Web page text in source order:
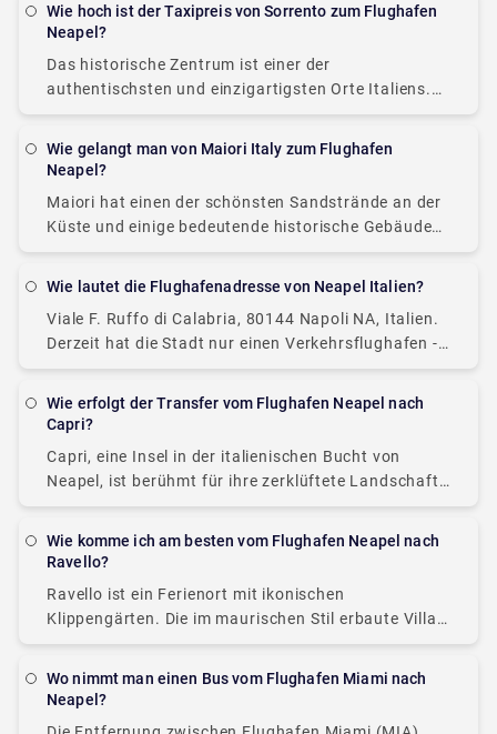
Flughafen Italiens. Umfangreiche Verbesserungen
Wie hoch ist der Taxipreis von Sorrento zum Flughafen
Neapel?
Das historische Zentrum ist einer der
authentischsten und einzigartigsten Orte Italiens.
Ischia. Sorrento ist etwa
Wie gelangt man von Maiori Italy zum Flughafen
Neapel?
Maiori hat einen der schönsten Sandstrände an der
Küste und einige bedeutende historische Gebäude
Wie lautet die Flughafenadresse von Neapel Italien?
Viale F. Ruffo di Calabria, 80144 Napoli NA, Italien.
Derzeit hat die Stadt nur einen Verkehrsflughafen -
Wie erfolgt der Transfer vom Flughafen Neapel nach
Capri?
Capri, eine Insel in der italienischen Bucht von
Neapel, ist berühmt für ihre zerklüftete Landschaft,
handgefertigten Ledersandalen. Eine der
Wie komme ich am besten vom Flughafen Neapel nach
Ravello?
Ravello ist ein Ferienort mit ikonischen
Klippengärten. Die im maurischen Stil erbaute Villa
und veranstaltet während des beliebten Ravello-
Wo nimmt man einen Bus vom Flughafen Miami nach
Neapel?